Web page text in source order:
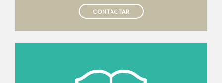
CONTACTAR